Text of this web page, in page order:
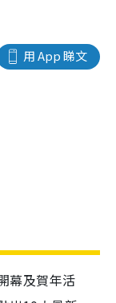
用 App 睇文
幕及賀年活